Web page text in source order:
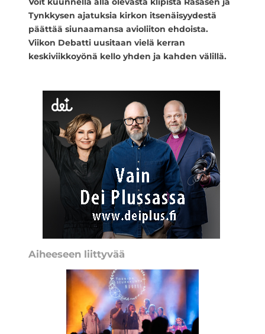
Tynkkysen ajatuksia kirkon itsenäisyydestä
päättää siunaamansa avioliiton ehdoista.
Viikon Debatti uusitaan vielä kerran
keskiviikkoyönä kello yhden ja kahden välillä.
Aiheeseen liittyvää